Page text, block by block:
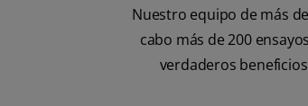
Nuestro equipo de más
cabo más de 200
verdaderos